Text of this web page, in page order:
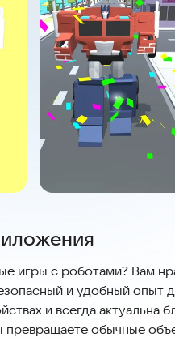
игры с роботами? Вам
и удобный опыт
и всегда актуальна
превращаете обычные
получить награду за